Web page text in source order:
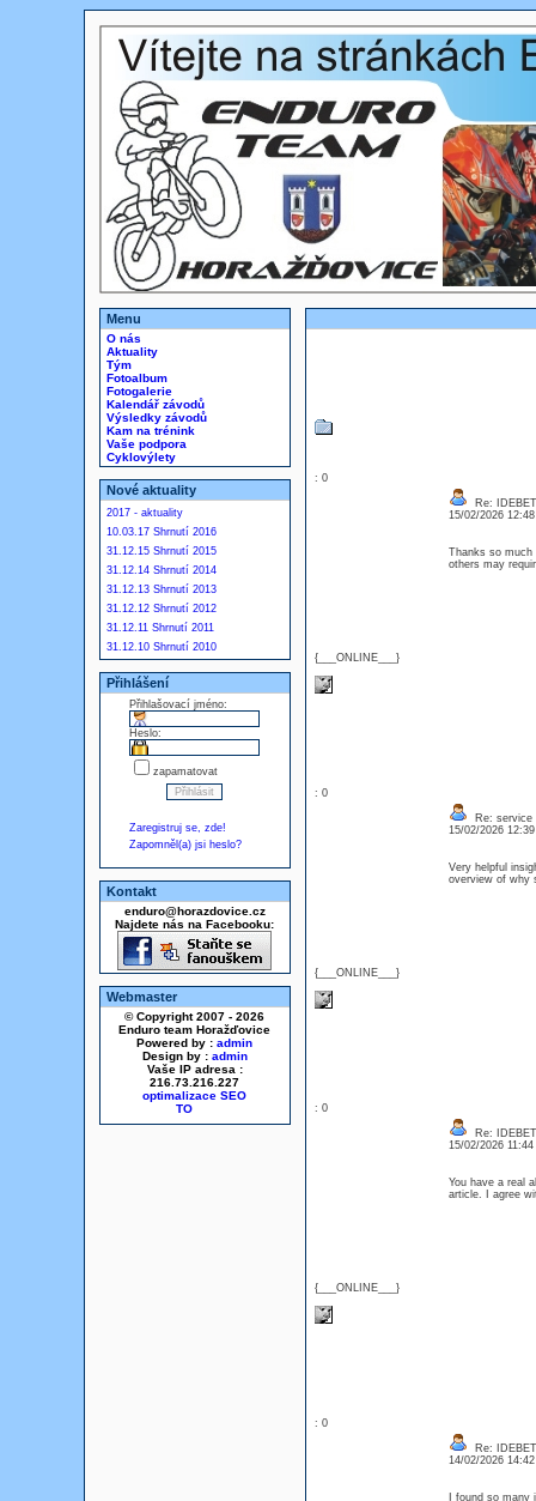
Menu
O nás
Aktuality
Tým
Fotoalbum
Fotogalerie
Kalendář závodů
Výsledky závodů
Kam na trénink
Vaše podpora
Cyklovýlety
Nové aktuality
2017 - aktuality
10.03.17 Shrnutí 2016
31.12.15 Shrnutí 2015
31.12.14 Shrnutí 2014
31.12.13 Shrnutí 2013
31.12.12 Shrnutí 2012
31.12.11 Shrnutí 2011
31.12.10 Shrnutí 2010
Přihlášení
Přihlašovací jméno:
Heslo:
zapamatovat
Zaregistruj se, zde!
Zapomněl(a) jsi heslo?
Kontakt
enduro@horazdovice.cz
Najdete nás na Facebooku:
Webmaster
© Copyright 2007 - 2026
Enduro team Horažďovice
Powered by : admin
Design by : admin
Vaše IP adresa :
216.73.216.227
optimalizace SEO
: 0
{___ONLINE___}
Re: IDEBET
15/02/2026
Thanks so much
others may
: 0
{___ONLINE___}
Re: service
15/02/2026
Very helpful
overview of why
: 0
{___ONLINE___}
Re: IDEBET
15/02/2026
You have a real
article. I agree
: 0
Re: IDEBET
14/02/2026
I found so